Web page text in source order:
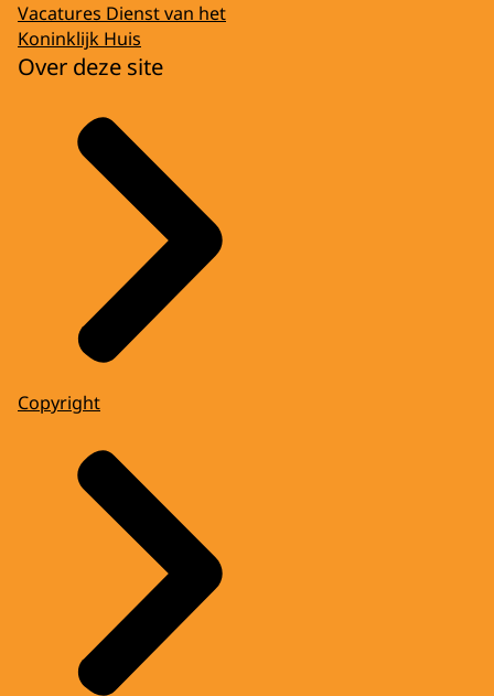
Vacatures Dienst van het
Koninklijk Huis
Over deze site
Copyright